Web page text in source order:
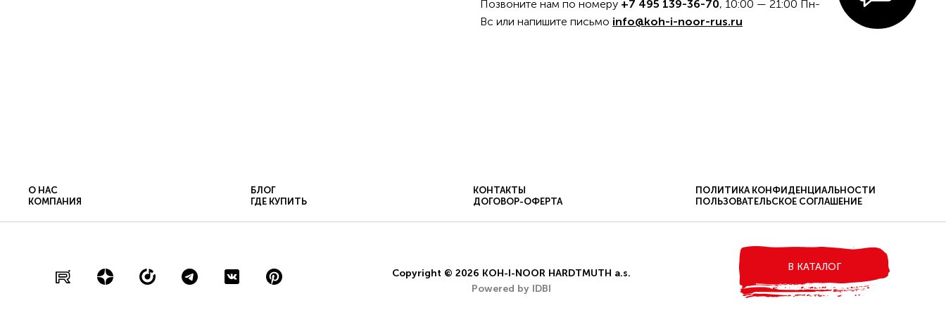
Copyright © 2025 KOH-I-NOOR HARDTMUTH a.s.. Все права защищены
Позвоните нам по номеру +7 495 139-36-70, 10:00 — 21:00 Пн-
Вс или напишите письмо info@koh-i-noor-rus.ru
О НАС БЛОГ КОНТАКТЫ
ПОЛИТИКА КОНФИДЕНЦИАЛЬНОСТИ
КОМПАНИЯ
ГДЕ КУПИТЬ ДОГОВОР-ОФЕРТА ПОЛЬЗОВАТЕЛЬСКОЕ СОГЛАШЕНИЕ
Copyright © 2026 KOH-I-NOOR HARDTMUTH a.s.
Powered by IDBI
В КАТАЛОГ